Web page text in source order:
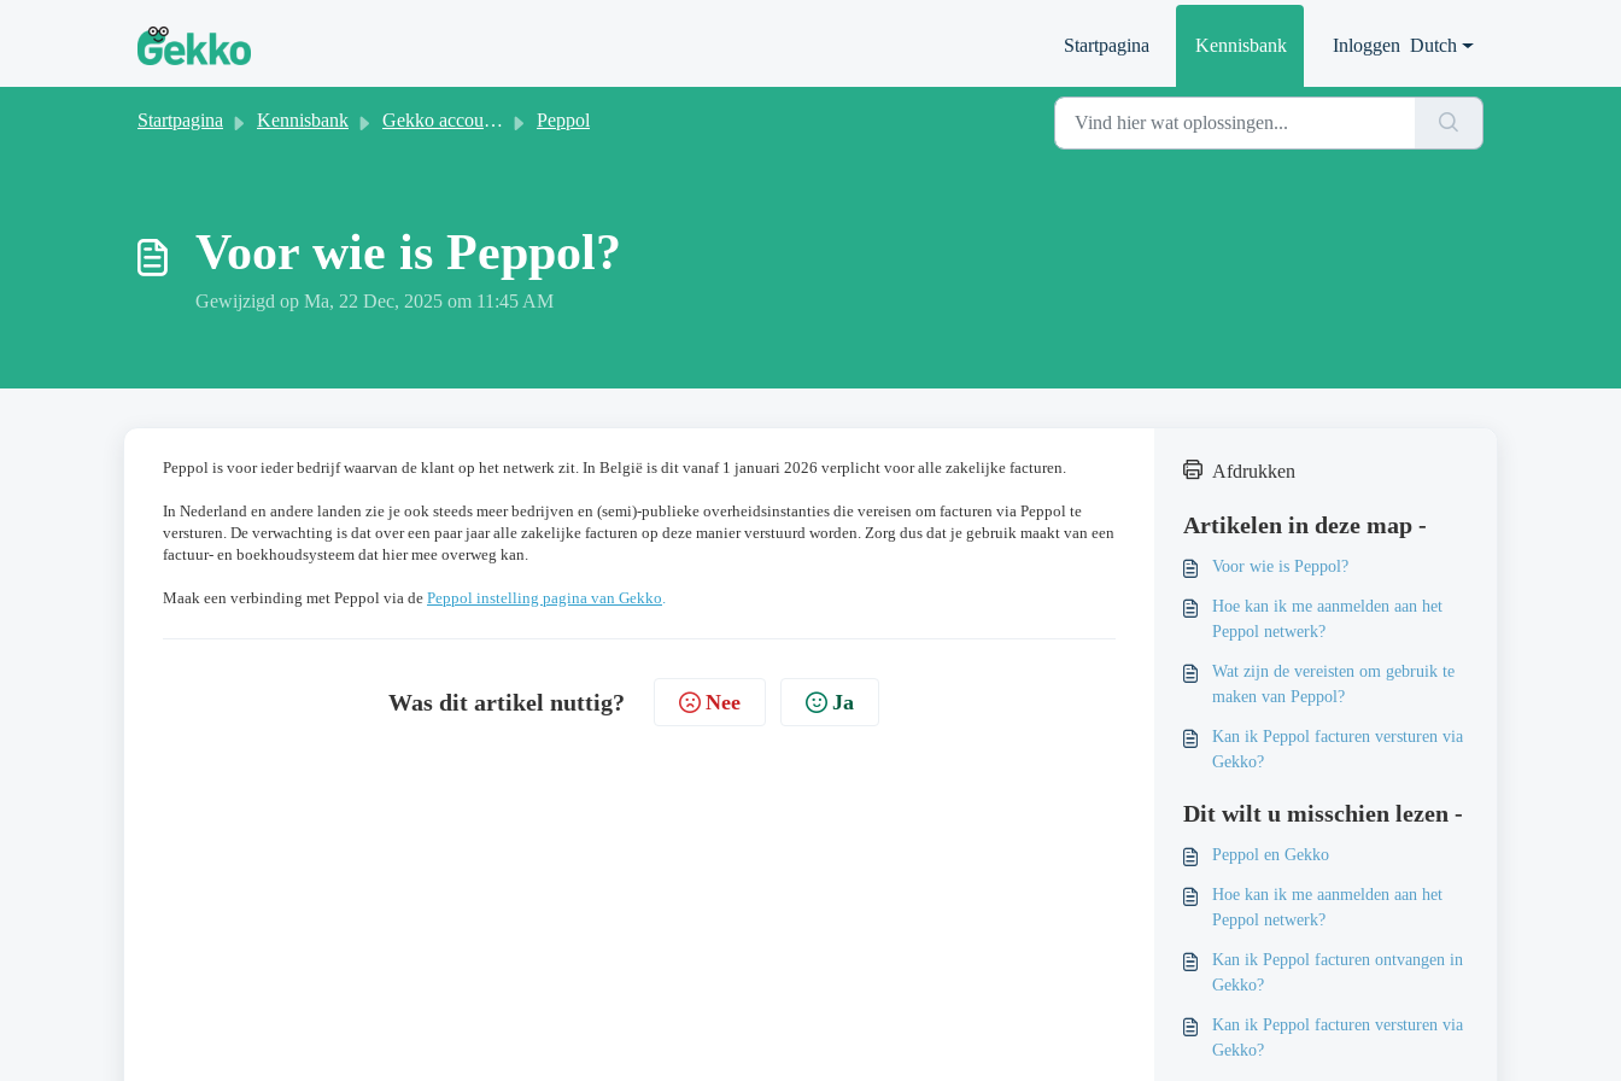
Startpagina
Kennisbank Inloggen Dutch
Startpagina Kennisbank Gekko account beheer Peppol
Voor wie is Peppol?
Gewijzigd op Ma, 22 Dec, 2025 om 11:45 AM
Peppol is voor ieder bedrijf waarvan de klant op het netwerk zit. In België is dit vanaf 1 januari 2026 verplicht voor alle zakelijke facturen.
In Nederland en andere landen zie je ook steeds meer bedrijven en (semi)-publieke overheidsinstanties die vereisen om facturen via Peppol te
versturen. De verwachting is dat over een paar jaar alle zakelijke facturen op deze manier verstuurd worden. Zorg dus dat je gebruik maakt van een
factuur- en boekhoudsysteem dat hier mee overweg kan.
Maak een verbinding met Peppol via de Peppol instelling pagina van Gekko.
Was dit artikel nuttig? Nee Ja
Afdrukken
Artikelen in deze map -
Voor wie is Peppol?
Hoe kan ik me aanmelden aan het
Peppol netwerk?
Wat zijn de vereisten om gebruik te
maken van Peppol?
Kan ik Peppol facturen versturen via
Gekko?
Dit wilt u misschien lezen -
Peppol en Gekko
Hoe kan ik me aanmelden aan het
Peppol netwerk?
Kan ik Peppol facturen ontvangen in
Gekko?
Kan ik Peppol facturen versturen via
Gekko?